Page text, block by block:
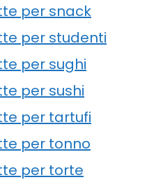
per snack
per studenti
per sughi
per sushi
per tartufi
per tonno
per torte